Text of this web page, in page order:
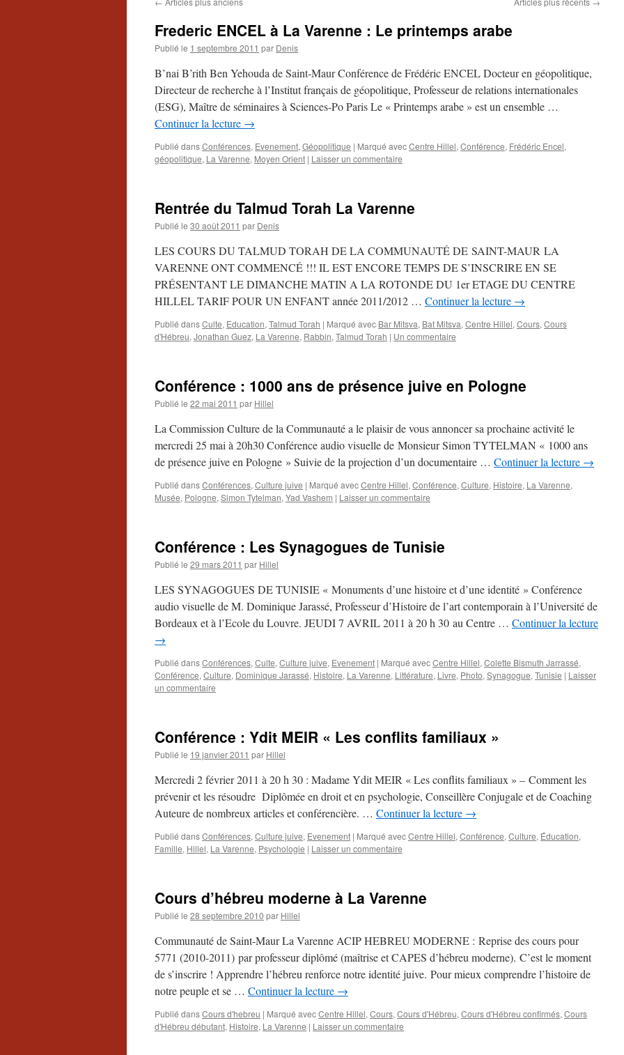
Frederic ENCEL à La Varenne : Le printemps arabe
Publié le 1 septembre 2011 par Denis
B’nai B’rith Ben Yehouda de Saint-Maur Conférence de Frédéric ENCEL Docteur en géopolitique,
Directeur de recherche à l’Institut français de géopolitique, Professeur de relations internationales
(ESG), Maître de séminaires à Sciences-Po Paris Le « Printemps arabe » est un ensemble …
Continuer la lecture →
Publié dansConférences, Evenement, Géopolitique | Marqué avecCentre Hillel, Conférence, Frédéric Encel,
géopolitique, La Varenne, Moyen Orient | Laisser un commentaire
Rentrée du Talmud Torah La Varenne
Publié le 30 août 2011 par Denis
LES COURS DU TALMUD TORAH DE LA COMMUNAUTÉ DE SAINT-MAUR LA
VARENNE ONT COMMENCÉ !!! IL EST ENCORE TEMPS DE S’INSCRIRE EN SE
PRÉSENTANT LE DIMANCHE MATIN A LA ROTONDE DU 1er ETAGE DU CENTRE
HILLEL TARIF POUR UN ENFANT année 2011/2012 … Continuer la lecture →
Publié dansCulte, Education, Talmud Torah | Marqué avec Bar Mitsva, Bat Mitsva, Centre Hillel, Cours, Cours
d'Hébreu, Jonathan Guez, La Varenne, Rabbin, Talmud Torah | Un commentaire
Conférence : 1000 ans de présence juive en Pologne
Publié le 22 mai 2011 par Hillel
La Commission Culture de la Communauté a le plaisir de vous annoncer sa prochaine activité le
mercredi 25 mai à 20h30 Conférence audio visuelle de Monsieur Simon TYTELMAN « 1000 ans
de présence juive en Pologne » Suivie de la projection d’un documentaire … Continuer la lecture →
Publié dansConférences, Culture juive | Marqué avecCentre Hillel, Conférence, Culture, Histoire, La Varenne,
Musée, Pologne, Simon Tytelman, Yad Vashem | Laisser un commentaire
Conférence : Les Synagogues de Tunisie
Publié le 29 mars 2011 par Hillel
LES SYNAGOGUES DE TUNISIE « Monuments d’une histoire et d’une identité » Conférence
audio visuelle de M. Dominique Jarassé, Professeur d’Histoire de l’art contemporain à l’Université de
Bordeaux et à l’Ecole du Louvre. JEUDI 7 AVRIL 2011 à 20 h 30 au Centre … Continuer la lecture
→
Publié dansConférences, Culte, Culture juive, Evenement | Marqué avecCentre Hillel, Colette Bismuth Jarrassé,
Conférence, Culture, Dominique Jarassé, Histoire, La Varenne, Littérature, Livre, Photo, Synagogue, Tunisie | Laisser
un commentaire
Conférence : Ydit MEIR « Les conflits familiaux »
Publié le 19 janvier 2011 par Hillel
Mercredi 2 février 2011 à 20 h 30 : Madame Ydit MEIR « Les conflits familiaux » – Comment les
prévenir et les résoudre Diplômée en droit et en psychologie, Conseillère Conjugale et de Coaching
Auteure de nombreux articles et conférencière. … Continuer la lecture →
Publié dansConférences, Culture juive, Evenement | Marqué avecCentre Hillel, Conférence, Culture, Éducation,
Famille, Hillel, La Varenne, Psychologie | Laisser un commentaire
Cours d’hébreu moderne à La Varenne
Publié le 28 septembre 2010 par Hillel
Communauté de Saint-Maur La Varenne ACIP HEBREU MODERNE : Reprise des cours pour
5771 (2010-2011) par professeur diplômé (maîtrise et CAPES d’hébreu moderne). C’est le moment
de s’inscrire ! Apprendre l’hébreu renforce notre identité juive. Pour mieux comprendre l’histoire de
notre peuple et se … Continuer la lecture →
Publié dansCours d'hebreu | Marqué avecCentre Hillel, Cours, Cours d'Hébreu, Cours d'Hébreu confirmés, Cours
d'Hébreu débutant, Histoire, La Varenne | Laisser un commentaire